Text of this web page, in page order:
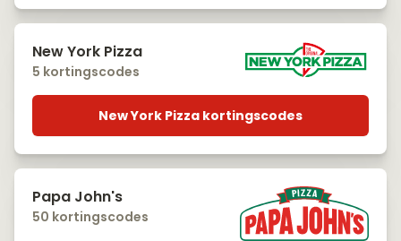
New York Pizza
5 kortingscodes
New York Pizza kortingscodes
Papa John's
50 kortingscodes